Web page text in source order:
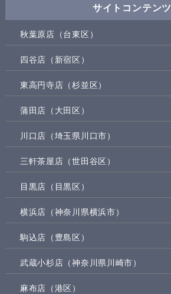
サイトコンテンツ
秋葉原店（台東区）
四谷店（新宿区）
東高円寺店（杉並区）
蒲田店（大田区）
川口店（埼玉県川口市）
三軒茶屋店（世田谷区）
目黒店（目黒区）
横浜店（神奈川県横浜市）
駒込店（豊島区）
武蔵小杉店（神奈川県川崎市）
麻布店（港区）